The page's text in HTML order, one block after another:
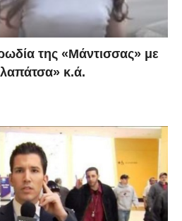
της «Μάντισσας» με
κ.ά.